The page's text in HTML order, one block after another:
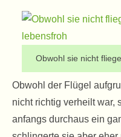
Obwohl sie nicht
Obwohl der Flügel
nicht richtig verheilt war,
anfangs durchaus ein